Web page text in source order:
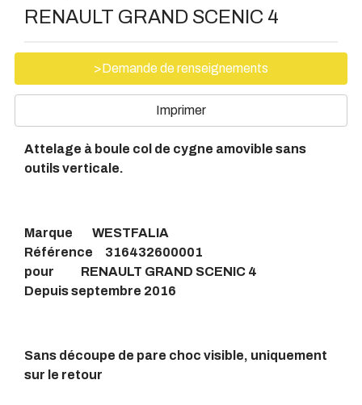
RENAULT GRAND SCENIC 4
>Demande de renseignements
Imprimer
Attelage à boule col de cygne amovible sans
outils verticale.
Marque WESTFALIA
Référence 316432600001
pour RENAULT GRAND SCENIC 4
Depuis septembre 2016
Sans découpe de pare choc visible, uniquement
sur le retour